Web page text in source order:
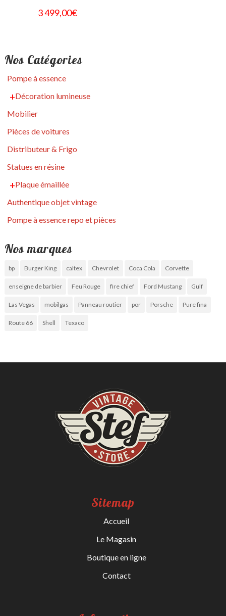
3 499,00€
Nos Catégories
Pompe à essence
Décoration lumineuse
Mobilier
Pièces de voitures
Distributeur & Frigo
Statues en résine
Plaque émaillée
Authentique objet vintage
Pompe à essence repo et pièces
Nos marques
bp Burger King caltex Chevrolet Coca Cola Corvette
enseigne de barbier Feu Rouge fire chief Ford Mustang Gulf
Las Vegas mobilgas Panneau routier por Porsche Pure fina
Route 66 Shell Texaco
Sitemap
Accueil
Le Magasin
Boutique en ligne
Contact